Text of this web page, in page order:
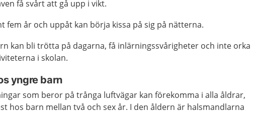
få svårt att gå upp i vikt.
fem år och uppåt kan börja kissa på sig på nätterna.
kan bli trötta på dagarna, få inlärningssvårigheter och inte orka
i skolan.
yngre barn
som beror på trånga luftvägar kan förekomma i alla åldrar,
hos barn mellan två och sex år. I den åldern är halsmandlarna